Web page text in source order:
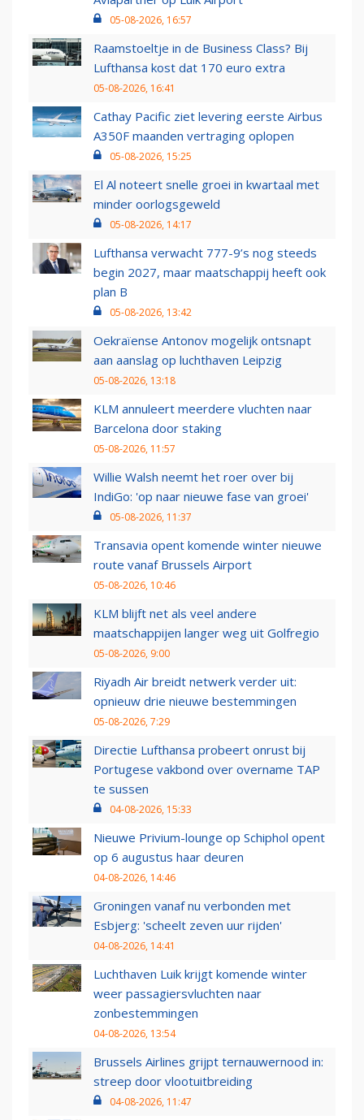
05-08-2026, 16:57
Raamstoeltje in de Business Class? Bij
Lufthansa kost dat 170 euro extra
05-08-2026, 16:41
Cathay Pacific ziet levering eerste Airbus
A350F maanden vertraging oplopen
05-08-2026, 15:25
El Al noteert snelle groei in kwartaal met
minder oorlogsgeweld
05-08-2026, 14:17
Lufthansa verwacht 777-9’s nog steeds
begin 2027, maar maatschappij heeft ook
plan B
05-08-2026, 13:42
Oekraïense Antonov mogelijk ontsnapt
aan aanslag op luchthaven Leipzig
05-08-2026, 13:18
KLM annuleert meerdere vluchten naar
Barcelona door staking
05-08-2026, 11:57
Willie Walsh neemt het roer over bij
IndiGo: 'op naar nieuwe fase van groei'
05-08-2026, 11:37
Transavia opent komende winter nieuwe
route vanaf Brussels Airport
05-08-2026, 10:46
KLM blijft net als veel andere
maatschappijen langer weg uit Golfregio
05-08-2026, 9:00
Riyadh Air breidt netwerk verder uit:
opnieuw drie nieuwe bestemmingen
05-08-2026, 7:29
Directie Lufthansa probeert onrust bij
Portugese vakbond over overname TAP
te sussen
04-08-2026, 15:33
Nieuwe Privium-lounge op Schiphol opent
op 6 augustus haar deuren
04-08-2026, 14:46
Groningen vanaf nu verbonden met
Esbjerg: 'scheelt zeven uur rijden'
04-08-2026, 14:41
Luchthaven Luik krijgt komende winter
weer passagiersvluchten naar
zonbestemmingen
04-08-2026, 13:54
Brussels Airlines grijpt ternauwernood in:
streep door vlootuitbreiding
04-08-2026, 11:47